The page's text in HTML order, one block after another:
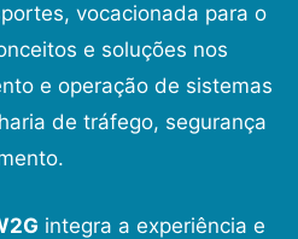
vocacionada para o
e soluções nos
e operação de sistemas
de tráfego, segurança
integra a experiência e